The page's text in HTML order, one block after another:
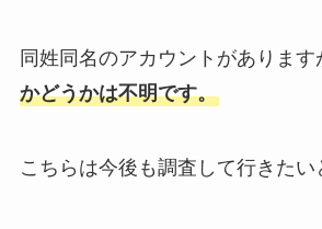
同姓同名のアカウントがあります
かどうかは不明です。
こちらは今後も調査して行きたい